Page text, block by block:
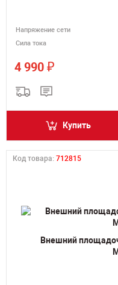
Напряжение сети
Сила тока
4 990 ₽
Купить
Код товара: 712815
Внешний